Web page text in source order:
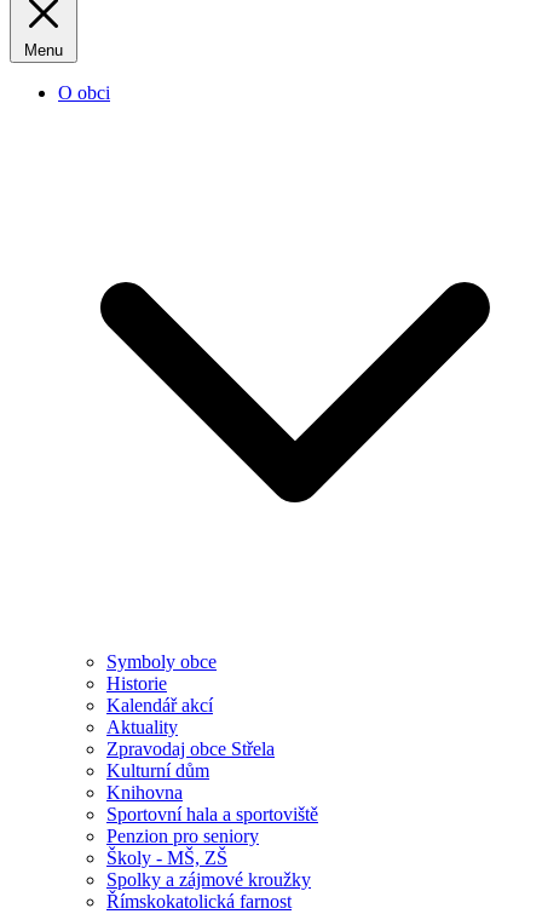
Menu
O obci
Symboly obce
Historie
Kalendář akcí
Aktuality
Zpravodaj obce Střela
Kulturní dům
Knihovna
Sportovní hala a sportoviště
Penzion pro seniory
Školy - MŠ, ZŠ
Spolky a zájmové kroužky
Římskokatolická farnost